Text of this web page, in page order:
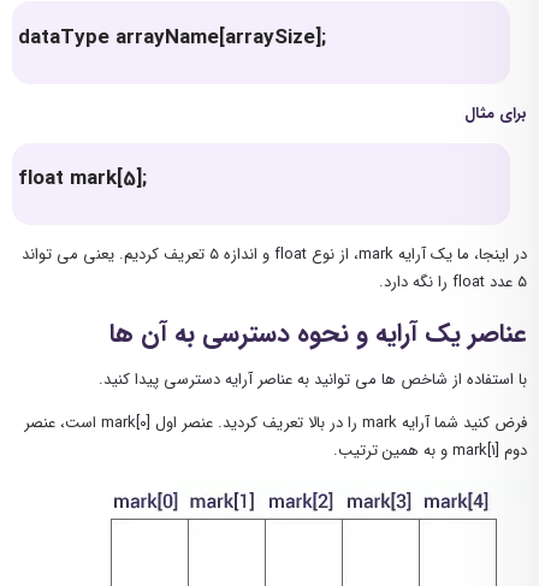
dataType arrayName[arraySize];
برای مثال
float mark[5];
در اینجا، ما یک آرایه mark، از نوع float و اندازه ۵ تعریف کردیم. یعنی می تواند
۵ عدد float را نگه دارد.
عناصر یک آرایه و نحوه دسترسی به آن ها
با استفاده از شاخص ها می توانید به عناصر آرایه دسترسی پیدا کنید.
فرض کنید شما آرایه mark را در بالا تعریف کردید. عنصر اول [۰]mark است، عنصر
دوم [۱]mark و به همین ترتیب.